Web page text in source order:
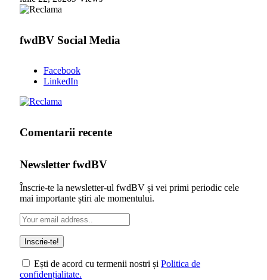
fwdBV Social Media
Facebook
LinkedIn
Comentarii recente
Newsletter fwdBV
Înscrie-te la newsletter-ul fwdBV și vei primi periodic cele
mai importante știri ale momentului.
Ești de acord cu termenii nostri și Politica de
confidențialitate.